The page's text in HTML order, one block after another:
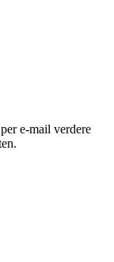
e-mail verdere